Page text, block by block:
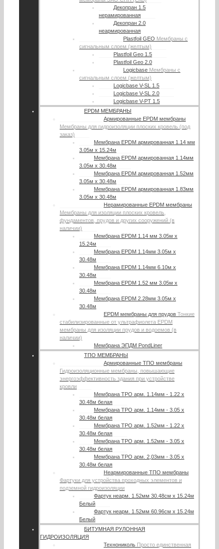
Декопран 1.5
нерамированная
Декопран 2.0
неармированная
Plastfoil GEO Мембраны с
сигнальным слоем (желтым)
Plastfoil Geo 1.5
Plastfoil Geo 2.0
Logicbase Мембраны с
сигнальным слоем (желтым)
Logicbase V-SL 1.5
Logicbase V-SL 2.0
Logicbase V-PT 1.5
EPDM МЕМБРАНЫ
Армированные EPDM мембраны
Мембраны для гидроизоляции плоских кровель (под
заказ)
Мембрана EPDM армированная 1.14 мм
3.05м х 15.24м
Мембрана EPDM армированная 1.14мм
3.05м х 30.48м
Мембрана EPDM армированная 1.52мм
3.05м х 30.48м
Мембрана EPDM армированная 1.83мм
3.05м х 30.48м
Нерамированные EPDM мембраны
Мембраны для изоляции плоских кровель,
фундаментов, прудов и других сооружений (в
наличии)
Мембрана EPDM 1.14 мм 3.05м х
15.24м
Мембрана EPDM 1.14мм 3.05м х
30.48м
Мембрана EPDM 1.14мм 6.10м х
30.48м
Мембрана EPDM 1.52 мм 3.05м х
30.48м
Мембрана EPDM 2.28мм 3.05м х
30.48м
EPDM мембраны для прудов Тонкие
стабилизированные от ультрафиолета EPDM
мембраны для изоляции прудов и водоемов (в
наличии)
Мембрана ЭПДМ PondLiner
ТПО МЕМБРАНЫ
Армированные ТПО мембраны
Гидроизоляционные мембраны, повышающие
энергоэффективность здания при устройстве
кровли
Мембрана TPO арм. 1.14мм - 1.22 х
30.48м белая
Мембрана TPO арм. 1.14мм - 3.05 х
30.48м белая
Мембрана TPO арм. 1.52мм - 1.22 х
30.48м белая
Мембрана TPO арм. 1.52мм - 3.05 х
30.48м белая
Мембрана TPO арм. 2,03мм - 3.05 х
30.48м белая
Неармированные ТПО мембраны
Фартуки для устройства проходных элементов и
подземной гидроизоляции
Фартук неарм. 1.52мм 30.48см х 15.24м
Белый
Фартук неарм. 1.52мм 60.96см х 15.24м
Белый
БИТУМНАЯ РУЛОННАЯ
ГИДРОИЗОЛЯЦИЯ
Технониколь Просто единственная